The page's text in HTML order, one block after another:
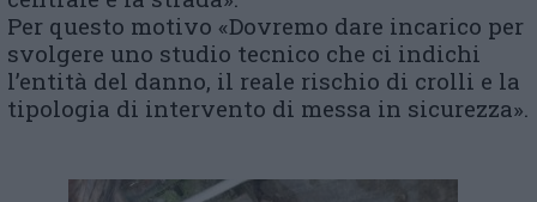
Per questo motivo «Dovremo dare incarico per
svolgere uno studio tecnico che ci indichi
l’entità del danno, il reale rischio di crolli e la
tipologia di intervento di messa in sicurezza».